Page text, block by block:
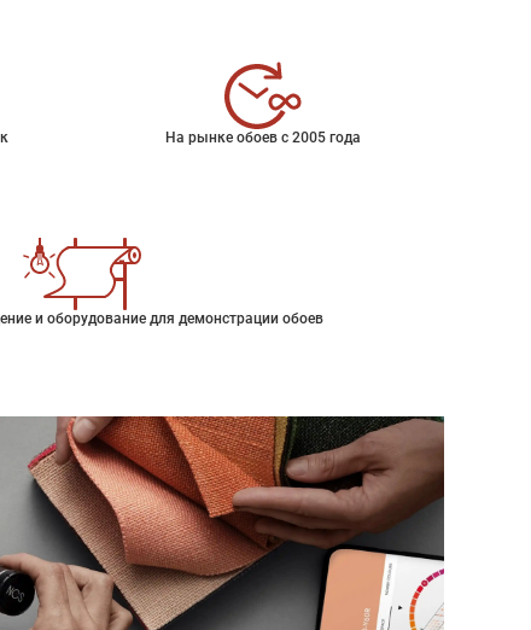
На рынке обоев с 2005 года
и оборудование для демонстрации обоев